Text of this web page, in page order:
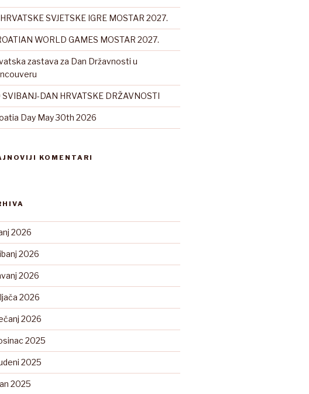
SVJETSKE IGRE MOSTAR 2027.
WORLD GAMES MOSTAR 2027.
zastava za Dan Državnosti u
DAN HRVATSKE DRŽAVNOSTI
Day May 30th 2026
KOMENTARI
2026
2026
2026
2026
2026
2025
2025
2025